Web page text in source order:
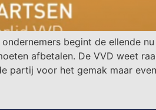
begint de ellende
afbetalen. De VVD weet
partij voor het gemak maar